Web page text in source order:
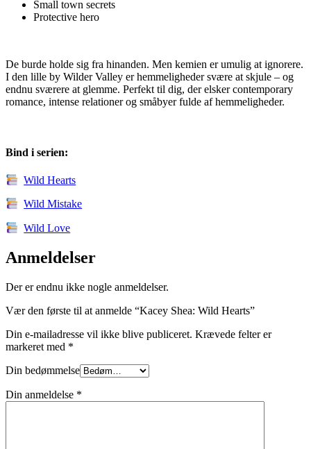
Small town secrets
Protective hero
De burde holde sig fra hinanden. Men kemien er umulig at ignorere.
I den lille by Wilder Valley er hemmeligheder svære at skjule – og
endnu sværere at glemme. Perfekt til dig, der elsker contemporary
romance, intense relationer og småbyer fulde af hemmeligheder.
Bind i serien:
Wild Hearts
Wild Mistake
Wild Love
Anmeldelser
Der er endnu ikke nogle anmeldelser.
Vær den første til at anmelde “Kacey Shea: Wild Hearts”
Din e-mailadresse vil ikke blive publiceret. Krævede felter er
markeret med *
Din bedømmelse
Din anmeldelse *